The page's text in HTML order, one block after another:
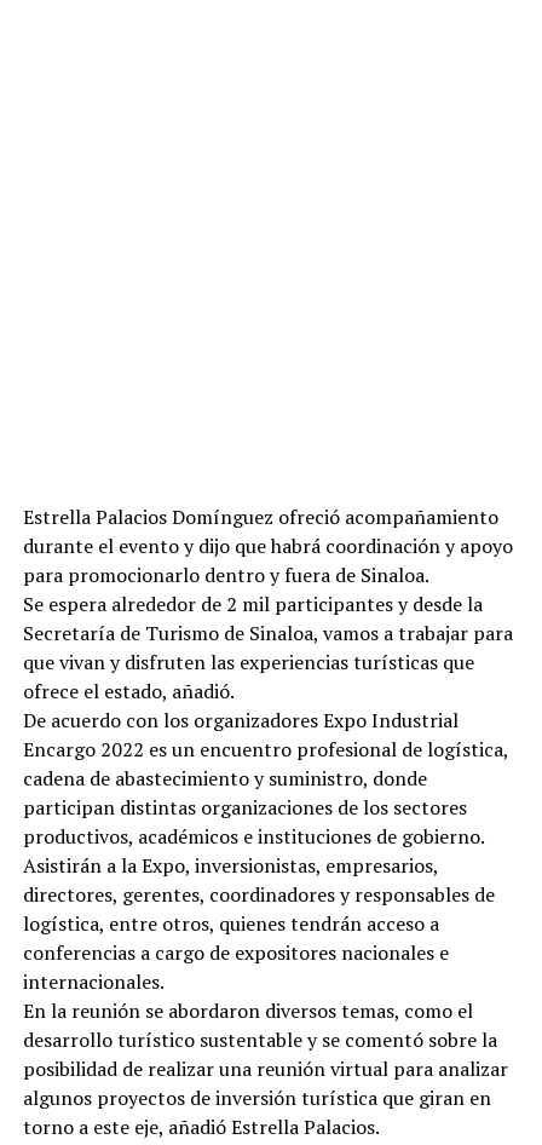
Estrella Palacios Domínguez ofreció acompañamiento
durante el evento y dijo que habrá coordinación y apoyo
para promocionarlo dentro y fuera de Sinaloa.
Se espera alrededor de 2 mil participantes y desde la
Secretaría de Turismo de Sinaloa, vamos a trabajar para
que vivan y disfruten las experiencias turísticas que
ofrece el estado, añadió.
De acuerdo con los organizadores Expo Industrial
Encargo 2022 es un encuentro profesional de logística,
cadena de abastecimiento y suministro, donde
participan distintas organizaciones de los sectores
productivos, académicos e instituciones de gobierno.
Asistirán a la Expo, inversionistas, empresarios,
directores, gerentes, coordinadores y responsables de
logística, entre otros, quienes tendrán acceso a
conferencias a cargo de expositores nacionales e
internacionales.
En la reunión se abordaron diversos temas, como el
desarrollo turístico sustentable y se comentó sobre la
posibilidad de realizar una reunión virtual para analizar
algunos proyectos de inversión turística que giran en
torno a este eje, añadió Estrella Palacios.